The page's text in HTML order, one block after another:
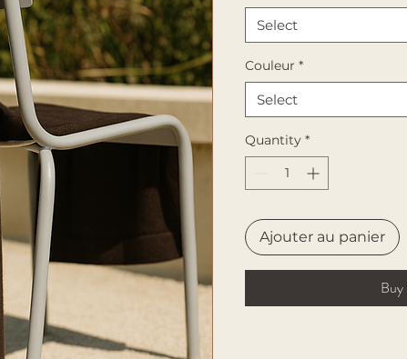
Select
Couleur *
Select
Quantity *
Ajouter au panier